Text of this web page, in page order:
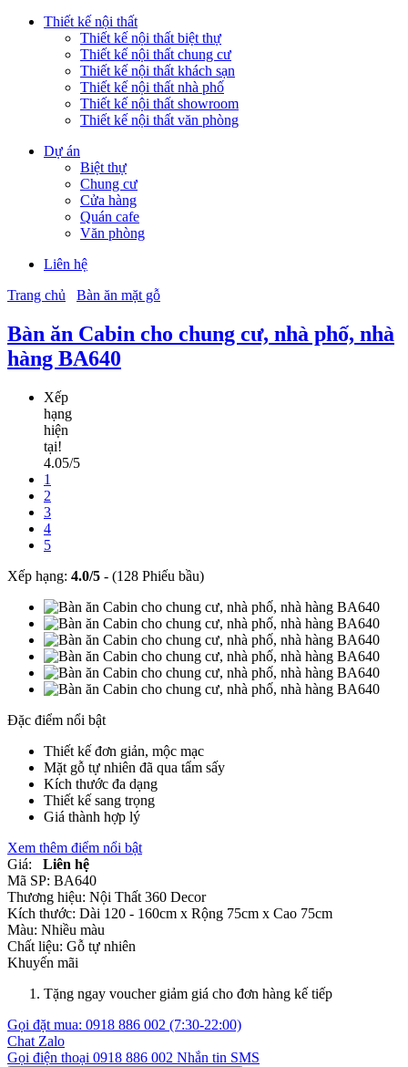
Thiết kế nội thất
Thiết kế nội thất biệt thự
Thiết kế nội thất chung cư
Thiết kế nội thất khách sạn
Thiết kế nội thất nhà phố
Thiết kế nội thất showroom
Thiết kế nội thất văn phòng
Dự án
Biệt thự
Chung cư
Cửa hàng
Quán cafe
Văn phòng
Liên hệ
Trang chủ
Bàn ăn mặt gỗ
Bàn ăn Cabin cho chung cư, nhà phố, nhà
hàng BA640
Xếp
hạng
hiện
tại!
4.05/5
1
2
3
4
5
Xếp hạng: 4.0/5 - (128 Phiếu bầu)
Đặc điểm nổi bật
Thiết kế đơn giản, mộc mạc
Mặt gỗ tự nhiên đã qua tẩm sấy
Kích thước đa dạng
Thiết kế sang trọng
Giá thành hợp lý
Xem thêm điểm nổi bật
Giá:
Liên hệ
Mã SP: BA640
Thương hiệu: Nội Thất 360 Decor
Kích thước: Dài 120 - 160cm x Rộng 75cm x Cao 75cm
Màu: Nhiều màu
Chất liệu: Gỗ tự nhiên
Khuyến mãi
Tặng ngay voucher giảm giá cho đơn hàng kế tiếp
Gọi đặt mua: 0918 886 002 (7:30-22:00)
Chat Zalo
Gọi điện thoại 0918 886 002 Nhắn tin SMS